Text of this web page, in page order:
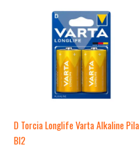
D Torcia Longlife Varta Alkaline Pila
Bl2